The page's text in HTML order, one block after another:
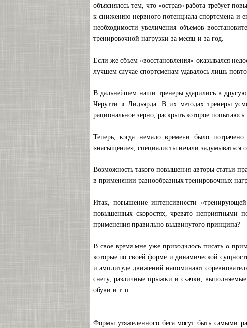
объяснялось тем, что «острая» работа требует
к снижению нервного потенциала спортсмена и
необходимости увеличения объемов
тренировочной нагрузки за месяц и за год.
Если же объем «восстановления» оказывался
лучшем случае спортсменам удавалось лишь
В дальнейшем наши тренеры ударились в
Черутти и Лидьярда. В их методах тренеры
рациональное зерно, раскрыть которое
Теперь, когда немало времени было
«насыщение», специалисты начали задумываться
Возможность такого повышения авторы статьи
в применении разнообразных тренировочных
Итак, повышение интенсивности
повышенных скоростях, чревато неприятными
применения правильно выдвинутого принципа?
В свое время мне уже приходилось писать о
которые по своей форме и динамической
и амплитуде движений напоминают
снегу, различные прыжки и скачки,
обуви и т. п.
Формы утяжеленного бега могут быть самыми